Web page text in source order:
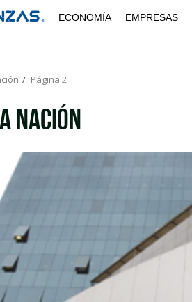
ECONOMÍA EMPRESAS
Página 2
nación